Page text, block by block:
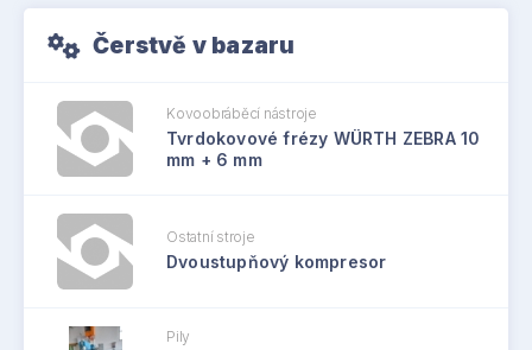
Čerstvě v bazaru
Kovoobráběcí nástroje
Tvrdokovové frézy WÜRTH ZEBRA 10
mm + 6 mm
Ostatní stroje
Dvoustupňový kompresor
Pily